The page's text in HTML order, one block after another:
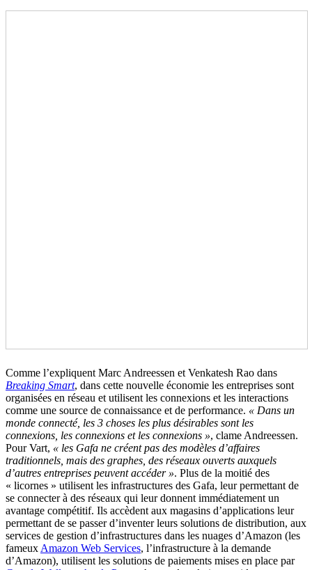
Comme l’expliquent Marc Andreessen et Venkatesh Rao dans
Breaking Smart, dans cette nouvelle économie les entreprises sont
organisées en réseau et utilisent les connexions et les interactions
comme une source de connaissance et de performance. « Dans un
monde connecté, les 3 choses les plus désirables sont les
connexions, les connexions et les connexions », clame Andreessen.
Pour Vart, « les Gafa ne créent pas des modèles d’affaires
traditionnels, mais des graphes, des réseaux ouverts auxquels
d’autres entreprises peuvent accéder ». Plus de la moitié des
« licornes » utilisent les infrastructures des Gafa, leur permettant de
se connecter à des réseaux qui leur donnent immédiatement un
avantage compétitif. Ils accèdent aux magasins d’applications leur
permettant de se passer d’inventer leurs solutions de distribution, aux
services de gestion d’infrastructures dans les nuages d’Amazon (les
fameux Amazon Web Services, l’infrastructure à la demande
d’Amazon), utilisent les solutions de paiements mises en place par